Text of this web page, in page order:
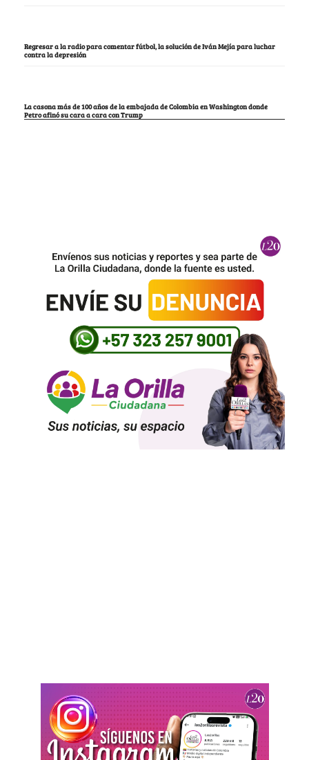
Regresar a la radio para comentar fútbol, la solución de Iván Mejía para luchar
contra la depresión
La casona más de 100 años de la embajada de Colombia en Washington donde
Petro afinó su cara a cara con Trump